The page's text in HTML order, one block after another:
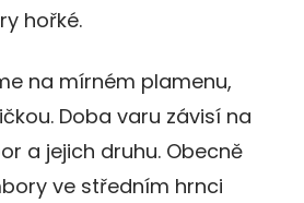
hořké.
na mírném plamenu,
Doba varu závisí na
a jejich druhu. Obecně
ve středním hrnci